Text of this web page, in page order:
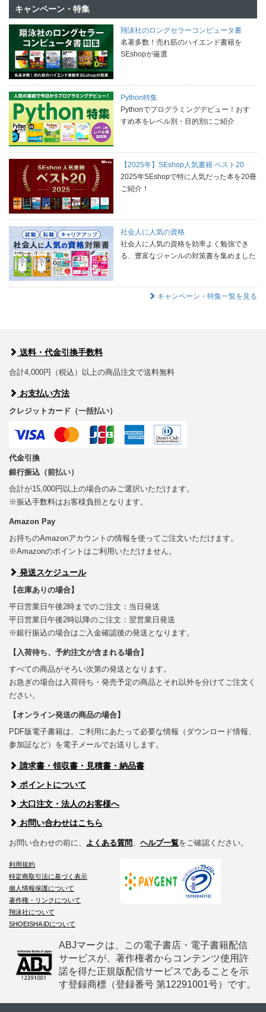
キャンペーン・特集
翔泳社のロングセラーコンピュータ書
名著多数！売れ筋のハイエンド書籍を
SEshopが厳選
Python特集
Pythonでプログラミングデビュー！おす
すめ本をレベル別・目的別にご紹介
【2025年】SEshop人気書籍 ベスト20
2025年SEshopで特に人気だった本を20冊
ご紹介！
社会人に人気の資格
社会人に人気の資格を効率よく勉強でき
る、豊富なジャンルの対策書を集めました
キャンペーン・特集一覧を見る
送料・代金引換手数料
合計4,000円（税込）以上の商品注文で送料無料
お支払い方法
クレジットカード（一括払い）
代金引換
銀行振込（前払い）
合計が15,000円以上の場合のみご選択いただけます。
※振込手数料はお客様負担となります。
Amazon Pay
お持ちのAmazonアカウントの情報を使ってご注文いただけます。
※Amazonのポイントはご利用いただけません。
発送スケジュール
【在庫ありの場合】
平日営業日午後2時までのご注文：当日発送
平日営業日午後2時以降のご注文：翌営業日発送
※銀行振込の場合はご入金確認後の発送となります。
【入荷待ち、予約注文が含まれる場合】
すべての商品がそろい次第の発送となります。
お急ぎの場合は入荷待ち・発売予定の商品とそれ以外を分けてご注文く
ださい。
【オンライン発送の商品の場合】
PDF版電子書籍は、ご利用にあたって必要な情報（ダウンロード情報、
参加証など）を電子メールでお送りします。
請求書・領収書・見積書・納品書
ポイントについて
大口注文・法人のお客様へ
お問い合わせはこちら
お問い合わせの前に、 よくある質問、 ヘルプ一覧をご確認ください。
利用規約
特定商取引法に基づく表示
個人情報保護について
著作権・リンクについて
翔泳社について
SHOEISHA iDについて
ABJマークは、この電子書店・電子書籍配信
サービスが、著作権者からコンテンツ使用許
諾を得た正規版配信サービスであることを示
す登録商標（登録番号 第12291001号）です。